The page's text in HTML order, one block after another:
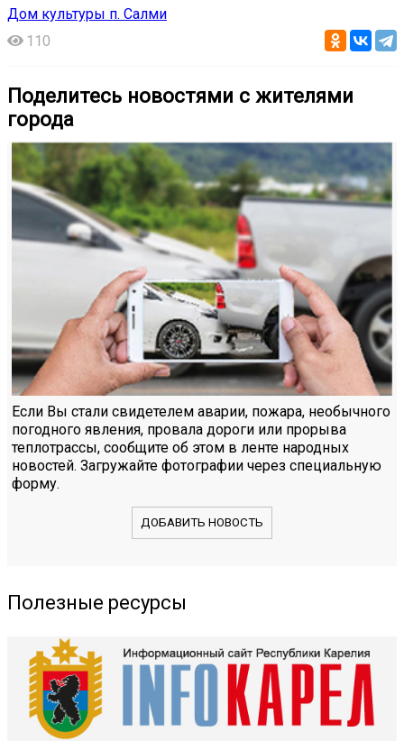
Дом культуры п. Салми
110
Поделитесь новостями с жителями
города
Если Вы стали свидетелем аварии, пожара, необычного
погодного явления, провала дороги или прорыва
теплотрассы, сообщите об этом в ленте народных
новостей. Загружайте фотографии через специальную
форму.
ДОБАВИТЬ НОВОСТЬ
Полезные ресурсы